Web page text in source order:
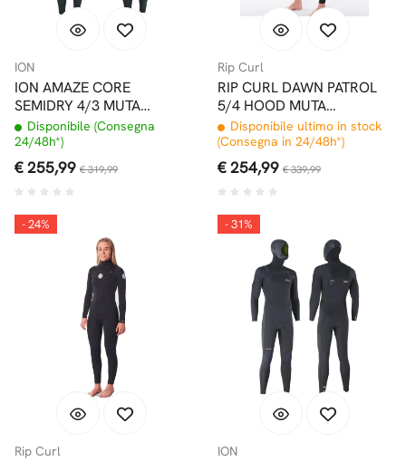
ION
ION AMAZE CORE
SEMIDRY 4/3 MUTA
DONNA FRONT ZIP
Disponibile (Consegna
24/48h*)
€ 255,99 € 319,99
Rip Curl
RIP CURL DAWN PATROL
5/4 HOOD MUTA
INVERNALE CON
CAPPUCCIO FRONT ZIP
Disponibile ultimo in stock
(Consegna in 24/48h*)
€ 254,99 € 339,99
- 24%
Rip Curl
- 31%
ION